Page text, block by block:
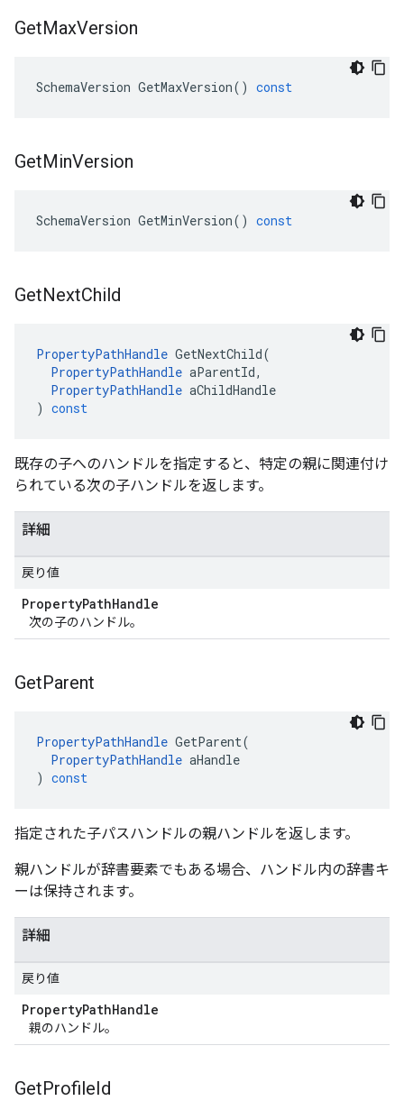
GetMaxVersion
SchemaVersion GetMaxVersion() const
GetMinVersion
SchemaVersion GetMinVersion() const
GetNextChild
PropertyPathHandle GetNextChild(
PropertyPathHandle aParentId,
PropertyPathHandle aChildHandle
) const
既存の子へのハンドルを指定すると、特定の親に関連付け
られている次の子ハンドルを返します。
詳細
戻り値
PropertyPathHandle
次の子のハンドル。
GetParent
PropertyPathHandle GetParent(
PropertyPathHandle aHandle
) const
指定された子パスハンドルの親ハンドルを返します。
親ハンドルが辞書要素でもある場合、ハンドル内の辞書キ
ーは保持されます。
詳細
戻り値
PropertyPathHandle
親のハンドル。
GetProfileId